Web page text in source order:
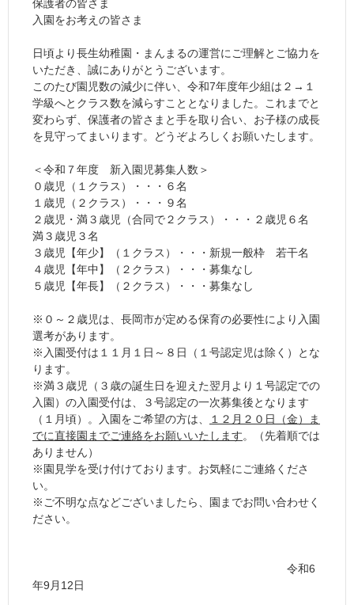
保護者の皆さま
入園をお考えの皆さま
日頃より長生幼稚園・まんまるの運営にご理解とご協力を
いただき、誠にありがとうございます。
このたび園児数の減少に伴い、令和7年度年少組は２→１
学級へとクラス数を減らすこととなりました。これまでと
変わらず、保護者の皆さまと手を取り合い、お子様の成長
を見守ってまいります。どうぞよろしくお願いたします。
＜令和７年度 新入園児募集人数＞
０歳児（１クラス）・・・６名
１歳児（２クラス）・・・９名
２歳児・満３歳児（合同で２クラス）・・・２歳児６名
満３歳児３名
３歳児【年少】（１クラス）・・・新規一般枠 若干名
４歳児【年中】（２クラス）・・・募集なし
５歳児【年長】（２クラス）・・・募集なし
※０～２歳児は、長岡市が定める保育の必要性により入園
選考があります。
※入園受付は１１月１日～８日（１号認定児は除く）とな
ります。
※満３歳児（３歳の誕生日を迎えた翌月より１号認定での
入園）の入園受付は、３号認定の一次募集後となります
（１月頃）。入園をご希望の方は、
１２月２０日（金）ま
でに直接園までご連絡をお願いいたします。（先着順では
ありません）
※園見学を受け付けております。お気軽にご連絡くださ
い。
※ご不明な点などございましたら、園までお問い合わせく
ださい。
令和6
年9月12日